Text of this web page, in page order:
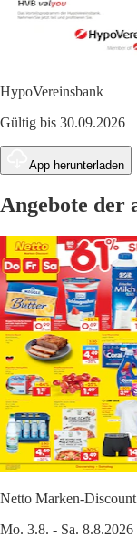
HypoVereinsbank
Gültig bis 30.09.2026
App herunterladen
Angebote der
Netto Marken-Discount
Mo. 3.8. - Sa. 8.8.2026